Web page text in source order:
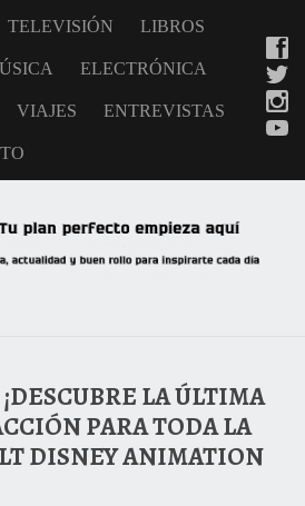
TELEVISIÓN LIBROS
ELECTRÓNICA
VIAJES ENTREVISTAS
LA ÚLTIMA
PARA TODA LA
DISNEY ANIMATION